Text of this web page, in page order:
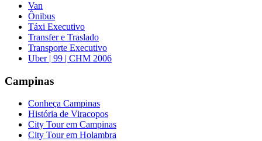
Van
Ônibus
Táxi Executivo
Transfer e Traslado
Transporte Executivo
Uber | 99 | CHM 2006
Campinas
Conheça Campinas
História de Viracopos
City Tour em Campinas
City Tour em Holambra